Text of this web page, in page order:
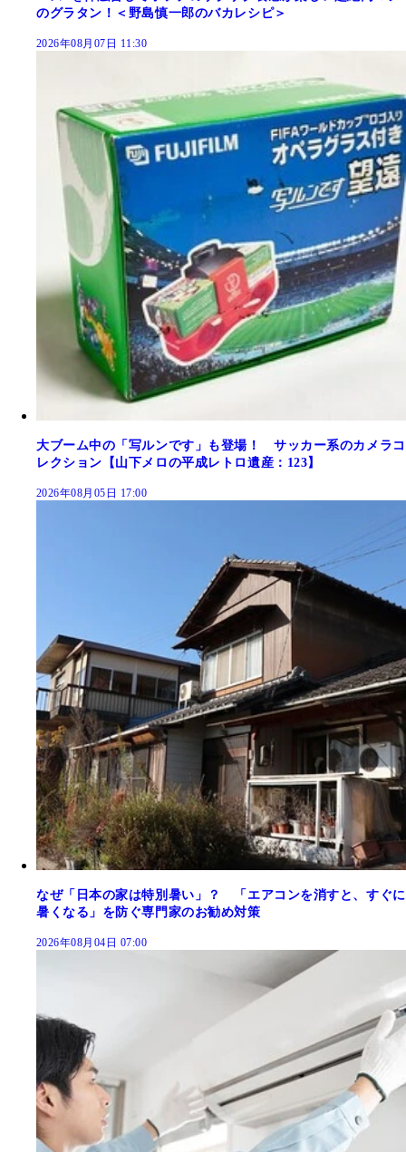
のグラタン！＜野島慎一郎のバカレシピ＞
2026年08月07日 11:30
大ブーム中の「写ルンです」も登場！ サッカー系のカメラコ
レクション【山下メロの平成レトロ遺産：123】
2026年08月05日 17:00
なぜ「日本の家は特別暑い」？ 「エアコンを消すと、すぐに
暑くなる」を防ぐ専門家のお勧め対策
2026年08月04日 07:00